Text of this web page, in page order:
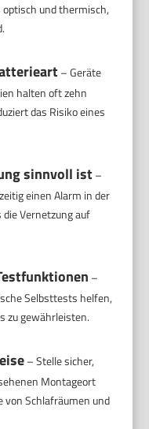
und thermisch,
– Geräte
halten oft zehn
das Risiko eines
sinnvoll ist –
einen Alarm in der
die Vernetzung auf
–
Selbsttests helfen,
zu gewährleisten.
– Stelle sicher,
Montageort
von Schlafräumen und